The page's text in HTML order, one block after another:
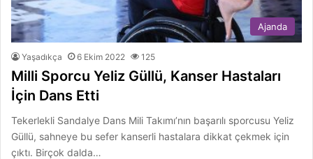
Ajanda
Yaşadıkça 6 Ekim 2022 125
Milli Sporcu Yeliz Güllü, Kanser Hastaları
İçin Dans Etti
Tekerlekli Sandalye Dans Mili Takımı’nın başarılı sporcusu Yeliz
Güllü, sahneye bu sefer kanserli hastalara dikkat çekmek için
çıktı. Birçok dalda…